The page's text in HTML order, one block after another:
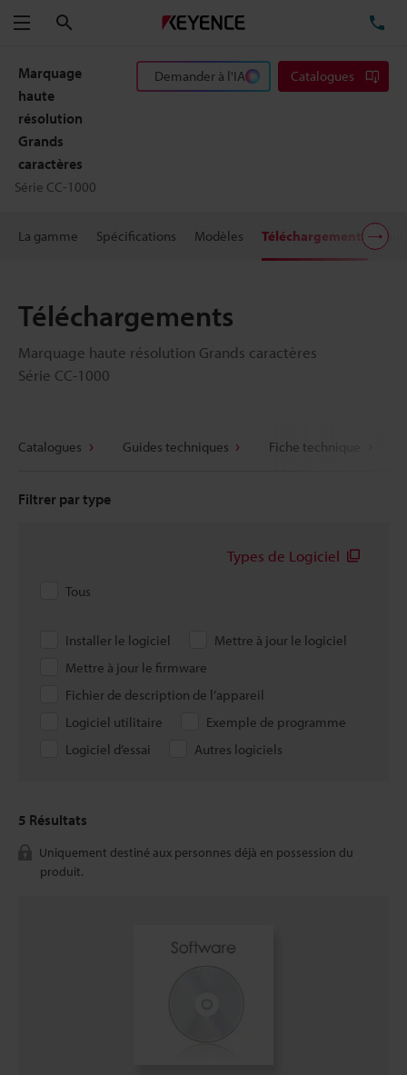
Menu
Marquage
haute
résolution
Grands
caractères
Série CC-1000
Demander à l'IA Catalogues
La gamme Spécifications Modèles Téléchargements
Téléchargements
Marquage haute résolution Grands caractères
Série CC-1000
Catalogues Guides techniques Fiche technique
Filtrer par type
Types de Logiciel
Tous
Installer le logiciel
Mettre à jour le logiciel
Mettre à jour le firmware
Fichier de description de l’appareil
Logiciel utilitaire
Exemple de programme
Logiciel d’essai
Autres logiciels
5 Résultats
Uniquement destiné aux personnes déjà en possession du
produit.